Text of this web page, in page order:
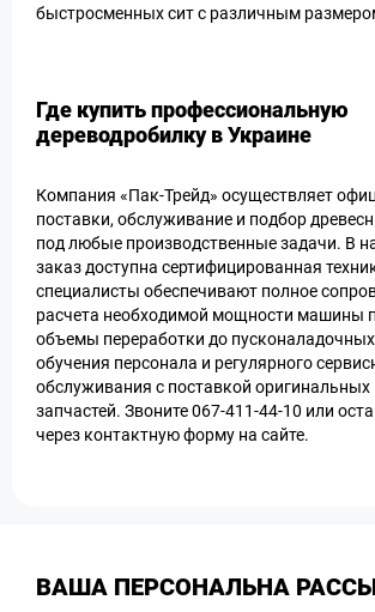
быстросменных сит с различным
Где купить профессиональную
дереводробилку в Украине
Компания «Пак-Трейд» осуществляет
поставки, обслуживание и подбор
под любые производственные задачи. В
заказ доступна сертифицированная
специалисты обеспечивают полное
расчета необходимой мощности машины
объемы переработки до
обучения персонала и регулярного
обслуживания с поставкой оригинальных
запчастей. Звоните 067-411-44-10 или
через контактную форму на сайте.
ВАША ПЕРСОНАЛЬНА